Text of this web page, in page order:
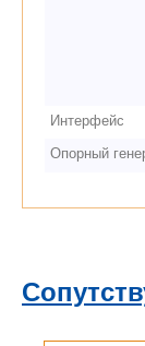
Интерфейс
Опорный